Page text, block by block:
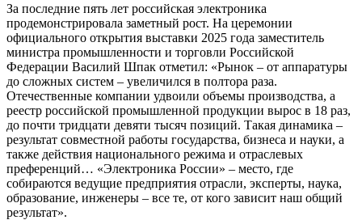
За последние пять лет российская электроника
продемонстрировала заметный рост. На церемонии
официального открытия выставки 2025 года заместитель
министра промышленности и торговли Российской
Федерации Василий Шпак отметил: «Рынок – от аппаратуры
до сложных систем – увеличился в полтора раза.
Отечественные компании удвоили объемы производства, а
реестр российской промышленной продукции вырос в 18 раз,
до почти тридцати девяти тысяч позиций. Такая динамика –
результат совместной работы государства, бизнеса и науки, а
также действия национального режима и отраслевых
преференций… «Электроника России» – место, где
собираются ведущие предприятия отрасли, эксперты, наука,
образование, инженеры – все те, от кого зависит наш общий
результат».